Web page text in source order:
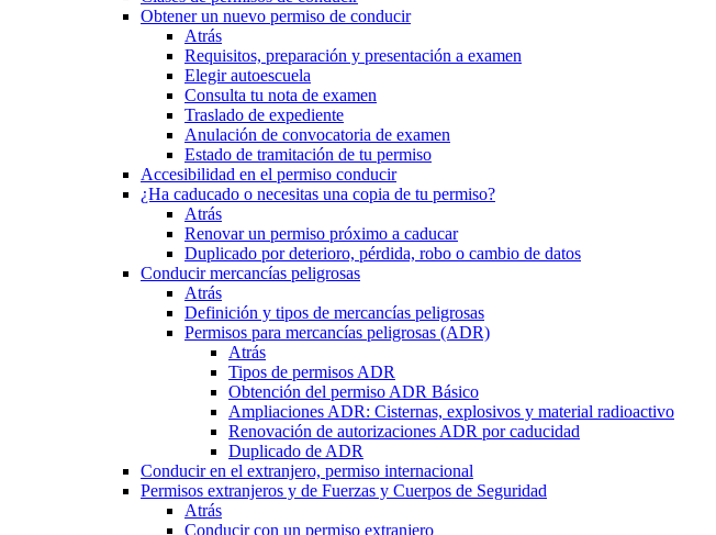
Obtener un nuevo permiso de conducir
Atrás
Requisitos, preparación y presentación a examen
Elegir autoescuela
Consulta tu nota de examen
Traslado de expediente
Anulación de convocatoria de examen
Estado de tramitación de tu permiso
Accesibilidad en el permiso conducir
¿Ha caducado o necesitas una copia de tu permiso?
Atrás
Renovar un permiso próximo a caducar
Duplicado por deterioro, pérdida, robo o cambio de datos
Conducir mercancías peligrosas
Atrás
Definición y tipos de mercancías peligrosas
Permisos para mercancías peligrosas (ADR)
Atrás
Tipos de permisos ADR
Obtención del permiso ADR Básico
Ampliaciones ADR: Cisternas, explosivos y material radioactivo
Renovación de autorizaciones ADR por caducidad
Duplicado de ADR
Conducir en el extranjero, permiso internacional
Permisos extranjeros y de Fuerzas y Cuerpos de Seguridad
Atrás
Conducir con un permiso extranjero